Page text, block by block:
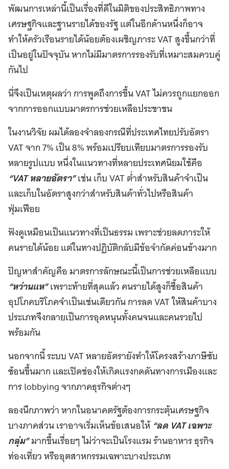
พัฒนการเหล่านี้เป็นเรื่องที่ดีในมิติของประสิทธิภาพทาง
เศรษฐกิจและฐานรายได้ของรัฐ แต่ในอีกด้านหนึ่งก็อาจ
ทำให้ครัวเรือนรายได้น้อยต้องเผชิญภาระ VAT สูงขึ้นกว่าที่
เป็นอยู่ในปัจจุบัน หากไม่มีมาตรการรองรับที่เหมาะสมควบคู่
กันไป
นี่จึงเป็นเหตุผลว่า การพูดถึงการขึ้น VAT ไม่ควรถูกแยกออก
จากการออกแบบมาตรการช่วยเหลือประชาชน
ในงานวิจัย ผมได้ลองจำลองกรณีที่ประเทศไทยปรับอัตรา
VAT จาก 7% เป็น 8% พร้อมเปรียบเทียบมาตรการรองรับ
หลายรูปแบบ หนึ่งในแนวทางที่หลายประเทศนิยมใช้คือ
“VAT หลายอัตรา”เช่น เก็บ VAT ต่ำสำหรับสินค้าจำเป็น
และเก็บในอัตราสูงกว่าสำหรับสินค้าทั่วไปหรือสินค้า
ฟุ่มเฟือย
ฟังดูเหมือนเป็นแนวทางที่เป็นธรรม เพราะช่วยลดภาระให้
คนรายได้น้อย แต่ในทางปฏิบัติกลับมีข้อจำกัดค่อนข้างมาก
ปัญหาสำคัญคือ มาตรการลักษณะนี้เป็นการช่วยเหลือแบบ
“หว่านแห”เพราะท้ายที่สุดแล้ว คนรายได้สูงก็ซื้อสินค้า
อุปโภคบริโภคจำเป็นเช่นเดียวกัน การลด VAT ให้สินค้าบาง
ประเภทจึงกลายเป็นการอุดหนุนทั้งคนจนและคนรวยไป
พร้อมกัน
นอกจากนี้ ระบบ VAT หลายอัตรายังทำให้โครงสร้างภาษีซับ
ซ้อนขึ้นมาก และเปิดช่องให้เกิดแรงกดดันทางการเมืองและ
การ lobbying จากภาคธุรกิจต่างๆ
ลองนึกภาพว่า หากในอนาคตรัฐต้องการกระตุ้นเศรษฐกิจ
บางภาคส่วน เราอาจเริ่มเห็นข้อเสนอให้“ลด VAT เฉพาะ
กลุ่ม”มากขึ้นเรื่อยๆ ไม่ว่าจะเป็นโรงแรม ร้านอาหาร ธุรกิจ
ท่องเที่ยว หรืออุตสาหกรรมเฉพาะบางประเภท